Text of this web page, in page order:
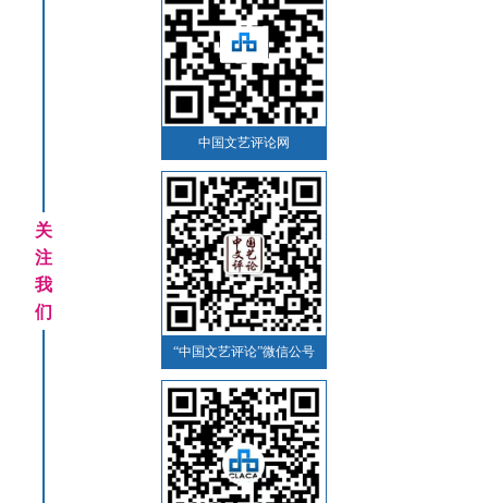
关
注
我
们
中国文艺评论网
“中国文艺评论”微信公号